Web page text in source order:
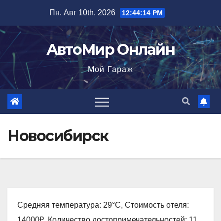
содержимому
Пн. Авг 10th, 2026 12:44:15 PM
АвтоМир Онлайн
Мой Гараж
Новосибирск
Средняя температура: 29°C, Стоимость отеля: